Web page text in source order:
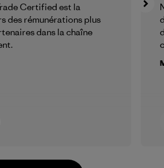
Certified est la
des rémunérations plus
dans la chaîne